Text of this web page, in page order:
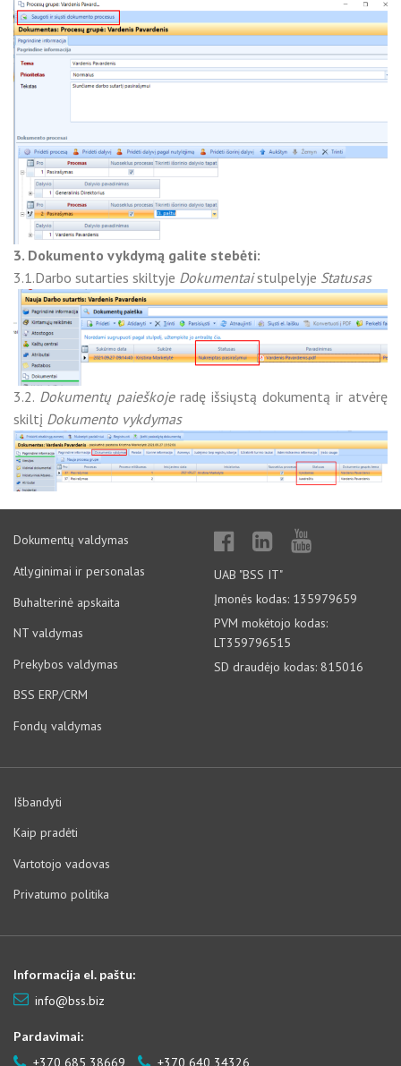
3. Dokumento vykdymą galite stebėti:
3.1.Darbo sutarties skiltyje Dokumentaistulpelyje Statusas
3.2. Dokumentų paieškojeradę išsiųstą dokumentą ir atvėrę
skiltį Dokumento vykdymas
Dokumentų valdymas
Atlyginimai ir personalas
Buhalterinė apskaita
NT valdymas
Prekybos valdymas
BSS ERP/CRM
Fondų valdymas
UAB "BSS IT"
Įmonės kodas: 135979659
PVM mokėtojo kodas:
LT359796515
SD draudėjo kodas: 815016
Išbandyti
Kaip pradėti
Vartotojo vadovas
Privatumo politika
Informacija el. paštu:
info@bss.biz
Pardavimai:
+370 685 38669 +370 640 34326